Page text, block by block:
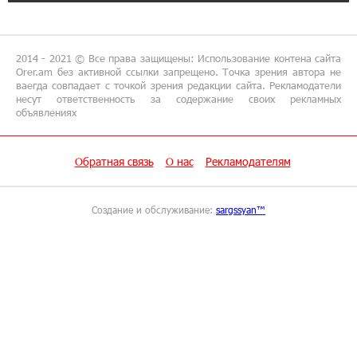
13:37:14 8-07-2026
Артем Оганов получил международную
госпремию Китая в области науки и техники
— лично от Си Цзиньпиня
12:44:34 8-07-2026
2014 - 2021 © Все права защищены: Использование контена сайта
Orer.am без активной ссылки запрещено. Точка зрения автора не
ваегда совпадает с точкой зрения редакции сайта. Рекламодатели
несут ответственность за содержание своих рекламных
объявлениях
Обратная связь О нас Рекламодателям
Создание и обслуживание: sargssyan™